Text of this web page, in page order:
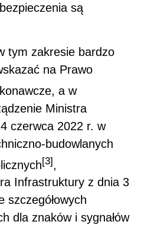
są
tym zakresie bardzo
na Prawo
a w
Ministra
czerwca 2022 r. w
budowlanych
[3]
Infrastruktury z dnia 3
szczegółowych
dla znaków i sygnałów